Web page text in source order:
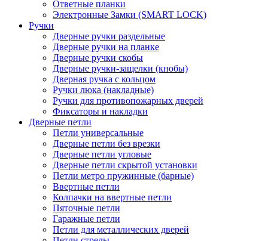
Ответные планки
Электронные Замки (SMART LOCK)
Ручки
Дверные ручки раздельные
Дверные ручки на планке
Дверные ручки скобы
Дверные ручки-защелки (кнобы)
Дверная ручка с кольцом
Ручки люка (накладные)
Ручки для противопожарных дверей
Фиксаторы и накладки
Дверные петли
Петли универсальные
Дверные петли без врезки
Дверные петли угловые
Дверные петли скрытой установки
Петли метро пружинные (барные)
Ввертные петли
Колпачки на ввертные петли
Пяточные петли
Гаражные петли
Петли для металлических дверей